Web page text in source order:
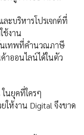
ะบริหารโปรเจกต์ที่
ช้งาน
นเทพที่คำนวณภาษี
าออนไลน์ได้ในตัว
นยุคที่ใครๆ
ให้งาน Digital จึงขาด